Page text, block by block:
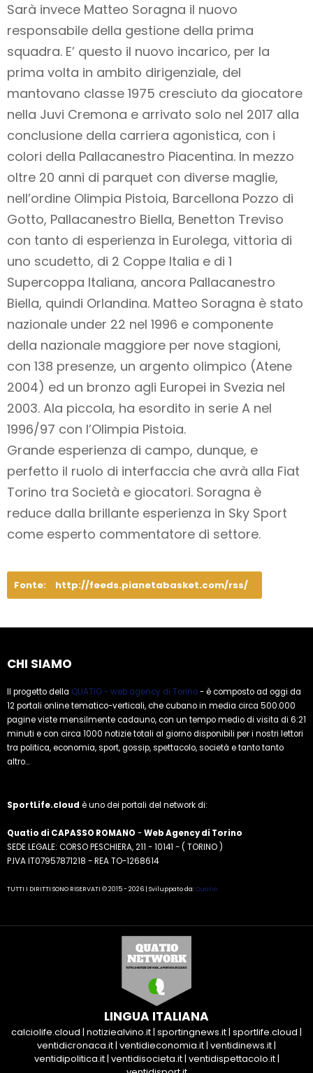
Sarà invece Matteo Soragna il nuovo
responsabile della gestione della prima
squadra. E’ questo il nuovo incarico, per la
prima volta in ambito dirigenziale, del
mantovano classe 1975 cresciuto da giocatore
nella Juvi Cremona e arrivato solo nel 2017 alla
conclusione della carriera agonistica, con i
colori della Pallacanestro Piacentina. In mezzo
oltre 20 anni di parquet con diverse maglie,
nell’ordine Olimpia Pistoia, Barcellona Pozzo di
Gotto, Pallacanestro Biella, Benetton Treviso
con tanto di esperienza in Eurolega, vittoria di
uno scudetto, di 2 Coppe Italia e di 1
Supercoppa Italiana, ancora Pallacanestro
Biella, quindi Orlandina. Matteo Soragna è stato
nazionale under 22 nel 1996 e componente
della nazionale maggiore per nove stagioni,
con 138 presenze, un argento olimpico (Atene
2004) ed un bronzo agli Europei in Svezia nel
2003. Ala piccola, ha esordito in serie A nel
1996/97 con l’Olimpia Pistoia.
Grande esperienza di campo, dunque, e
perfetto il ruolo di interfaccia che avrà alla Fiat
Torino tra Società e giocatori. Soragna è
reduce dalla brillante esperienza in Sky Sport
come esperto commentatore di settore.
Fonte: http://feeds.pianetabasket.com/rss/
CHI SIAMO
Il progetto della QUATIO - web agency di Torino- è composto ad oggi da
12 portali online tematico-verticali, che cubano in media circa 500.000
pagine viste mensilmente cadauno, con un tempo medio di visita di 6:21
minuti e con circa 1000 notizie totali al giorno disponibili per i nostri lettori
tra politica, economia, sport, gossip, spettacolo, società e tanto tanto
altro...
SportLife.cloud è uno dei portali del network di:
Quatio di CAPASSO ROMANO -Web Agency di Torino
SEDE LEGALE: CORSO PESCHIERA, 211 - 10141 - ( TORINO )
P.IVA IT07957871218 - REA TO-1268614
TUTTI I DIRITTI SONO RISERVATI © 2015 - 2026 | Sviluppato da:Quatio
LINGUA ITALIANA
calciolife.cloud | notiziealvino.it| sportingnews.it| sportlife.cloud |
ventidicronaca.it| ventidieconomia.it| ventidinews.it|
ventidipolitica.it| ventidisocieta.it| ventidispettacolo.it|